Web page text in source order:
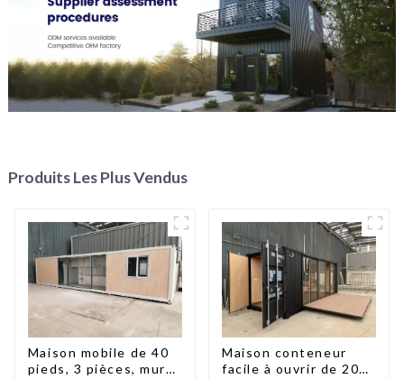
Produits Les Plus Vendus
Maison mobile de 40
pieds, 3 pièces, murs
Maison conteneur
facile à ouvrir de 20